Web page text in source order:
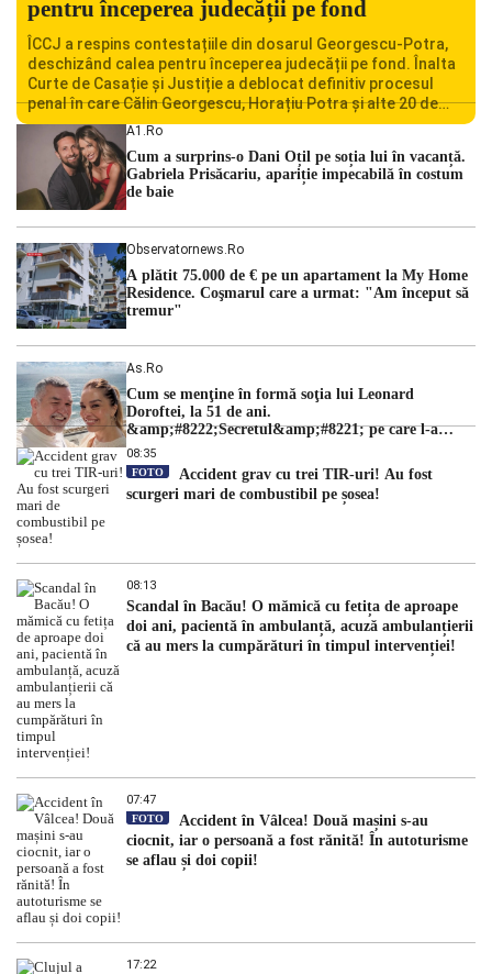
pentru începerea judecății pe fond
ÎCCJ a respins contestațiile din dosarul Georgescu-Potra,
deschizând calea pentru începerea judecății pe fond. Înalta
Curte de Casație și Justiție a deblocat definitiv procesul
penal în care Călin Georgescu, Horațiu Potra și alte 20 de
persoane sunt acuzați de acțiuni îndreptate împotriva
ordinii constituționale. În ședința din camera preliminară,
judecătorii de la instanța supremă au […]
A1.ro
Cum a surprins-o Dani Oțil pe soția lui în vacanță.
Gabriela Prisăcariu, apariție impecabilă în costum
de baie
Observatornews.ro
A plătit 75.000 de € pe un apartament la My Home
Residence. Coşmarul care a urmat: "Am început să
tremur"
As.ro
Cum se menţine în formă soţia lui Leonard
Doroftei, la 51 de ani.
&amp;#8222;Secretul&amp;#8221; pe care l-a
dezvăluit
08:35
FOTO
Accident grav cu trei TIR-uri! Au fost
scurgeri mari de combustibil pe șosea!
08:13
Scandal în Bacău! O mămică cu fetița de aproape
doi ani, pacientă în ambulanță, acuză ambulanțierii
că au mers la cumpărături în timpul intervenției!
07:47
FOTO
Accident în Vâlcea! Două mașini s-au
ciocnit, iar o persoană a fost rănită! În autoturisme
se aflau și doi copii!
17:22